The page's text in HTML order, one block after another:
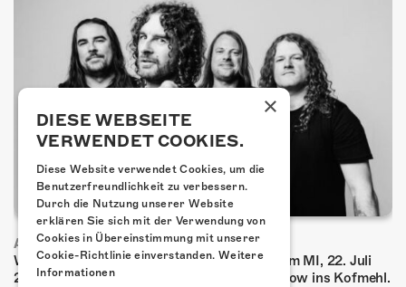
AIRBOURNE - SPECIAL SUMMER SHOW
Wow, das ist ein Ding! Airbourne kommen am MI, 22. Juli
2026 für eine exklusive Special Summer Show ins Kofmehl.
×
DIESE WEBSEITE
VERWENDET COOKIES.
Diese Website verwendet Cookies, um die
Benutzerfreundlichkeit zu verbessern.
Durch die Nutzung unserer Website
erklären Sie sich mit der Verwendung von
Cookies in Übereinstimmung mit unserer
Cookie-Richtlinie einverstanden. Weitere
Informationen